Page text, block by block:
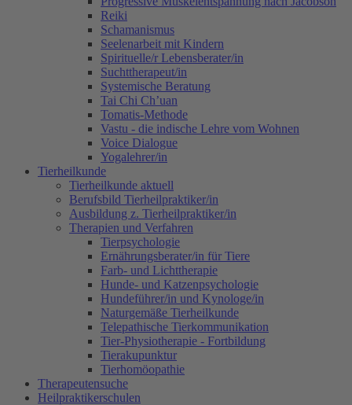
Reiki
Schamanismus
Seelenarbeit mit Kindern
Spirituelle/r Lebensberater/in
Suchttherapeut/in
Systemische Beratung
Tai Chi Ch’uan
Tomatis-Methode
Vastu - die indische Lehre vom Wohnen
Voice Dialogue
Yogalehrer/in
Tierheilkunde
Tierheilkunde aktuell
Berufsbild Tierheilpraktiker/in
Ausbildung z. Tierheilpraktiker/in
Therapien und Verfahren
Tierpsychologie
Ernährungsberater/in für Tiere
Farb- und Lichttherapie
Hunde- und Katzenpsychologie
Hundeführer/in und Kynologe/in
Naturgemäße Tierheilkunde
Telepathische Tierkommunikation
Tier-Physiotherapie - Fortbildung
Tierakupunktur
Tierhomöopathie
Therapeutensuche
Heilpraktikerschulen